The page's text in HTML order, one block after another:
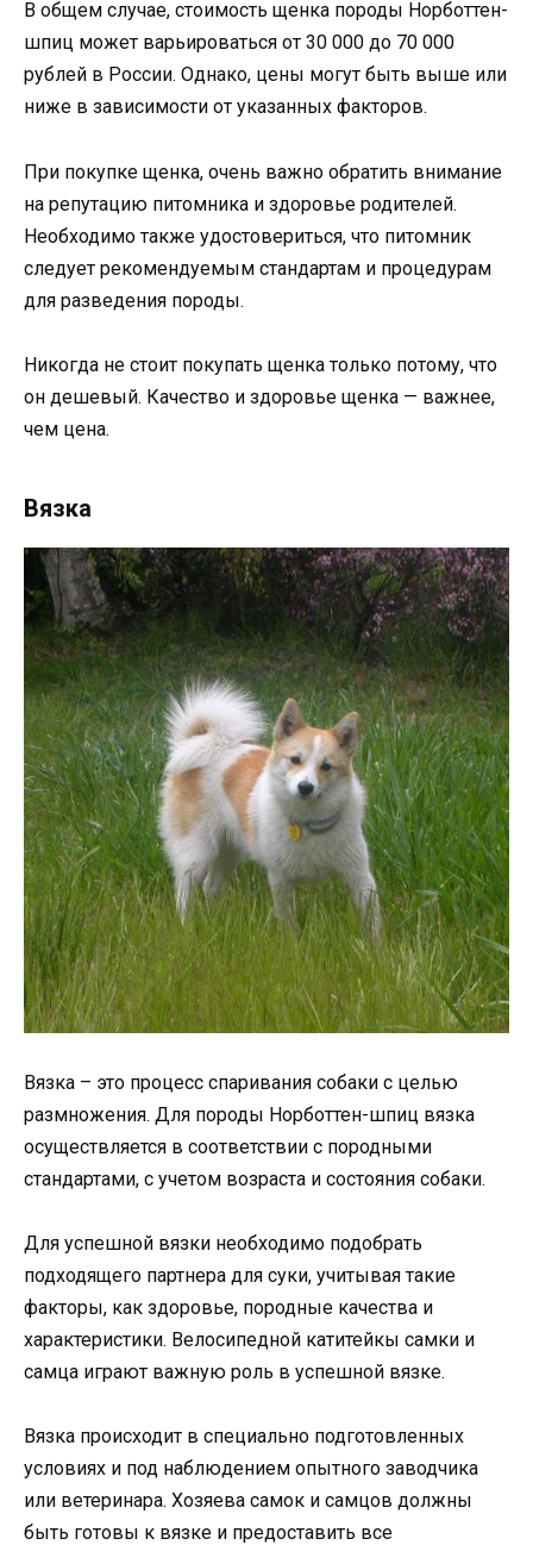
В общем случае, стоимость щенка породы Норботтен-
шпиц может варьироваться от 30 000 до 70 000
рублей в России. Однако, цены могут быть выше или
ниже в зависимости от указанных факторов.
При покупке щенка, очень важно обратить внимание
на репутацию питомника и здоровье родителей.
Необходимо также удостовериться, что питомник
следует рекомендуемым стандартам и процедурам
для разведения породы.
Никогда не стоит покупать щенка только потому, что
он дешевый. Качество и здоровье щенка — важнее,
чем цена.
Вязка
Вязка – это процесс спаривания собаки с целью
размножения. Для породы Норботтен-шпиц вязка
осуществляется в соответствии с породными
стандартами, с учетом возраста и состояния собаки.
Для успешной вязки необходимо подобрать
подходящего партнера для суки, учитывая такие
факторы, как здоровье, породные качества и
характеристики. Велосипедной катитейкы самки и
самца играют важную роль в успешной вязке.
Вязка происходит в специально подготовленных
условиях и под наблюдением опытного заводчика
или ветеринара. Хозяева самок и самцов должны
быть готовы к вязке и предоставить все